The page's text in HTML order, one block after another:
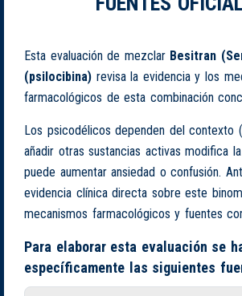
Esta evaluación de mezclar Besitran
(psilocibina) revisa la evidencia y los
farmacológicos de esta combinación
Los psicodélicos dependen del contexto
añadir otras sustancias activas modifica
puede aumentar ansiedad o confusión.
evidencia clínica directa sobre este
mecanismos farmacológicos y fuentes
Para elaborar esta evaluación se
específicamente las siguientes